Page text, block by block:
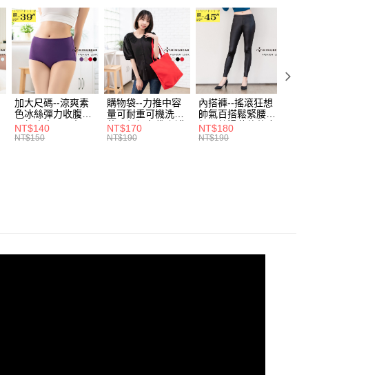
帳／街口支付／iPASS MONEY」等通路繳費。
【注意事項】
1.本服務係由「台灣大哥大股份有限公司」（以下簡稱本公司）所提供，讓
用戶於交易時，得透過本服務購買商品或服務，並由商店將買賣／分期付
款買賣價金債權讓與本公司後，依約使用本公司帳單繳交帳款。
2.基於同意付款使用「大哥付你分期」之契約關係目的，商店將以您的個人
資料（包含姓名、電話或地址）提供予台灣大哥大進項蒐集、處理及利
用，由本公司與您本人進行分期帳單所需資料之確認、核對及更正。
3.完整用戶服務條款，請詳閱以下連結：
https://oppay.tw/userRule
付」結帳頁面，進行簡訊認證並確認金額後，即可完成結帳。
２．訂單成立數日內，您將收到繳費通知簡訊。
３．收到繳費通知簡訊後14天內，點擊此簡訊中的連結，可透過四大超商
／ATM／網路銀行／等多元方式進行付款，方視為交易完成。
※ 請注意：結帳手續完成當下不需立刻繳費，但若您需要取消訂單，請聯
絡購買商品的店家。未經商家同意取消之訂單仍視為有效，需透過AFTEE
先享後付繳納相關費用。
※ 交易是否成功請以「AFTEE先享後付 」之結帳頁面顯示為準，若有關於
是否繳費成功／繳費後需取消欲退款等相關疑問，請聯繫「AFTEE先享後
付客戶支援中心」https://netprotections.freshdesk.com/support/home
【注意事項】
４．使用「AFTEE先享後付」時，將依據個別帳號之用戶狀況，依本公司
付款後全家取貨
每筆NT$70，滿NT$699(含以上)免運費
7-11取貨付款
每筆NT$70，滿NT$799(含以上)免運費
付款後7-11取貨
每筆NT$70，滿NT$699(含以上)免運費
身型限定．加大尺碼 最大尺碼．3L
風格系列 - 休閒 & 優雅 MIX
加大尺碼--涼爽素
色冰絲彈力收腹提
臀無痕中腰三角內
褲(黑.紅.粉.紫L-
NT$140
NT$150
購物袋--力推中容
量可耐重可機洗烘
乾環保帆布袋/側背
包(黑.紅.米F)-
NT$170
NT$190
內搭褲--搖滾狂想
帥氣百搭鬆緊腰頭
超彈絲滑薄款仿皮
褲(黑XL-6L)-R179
NT$180
NT$190